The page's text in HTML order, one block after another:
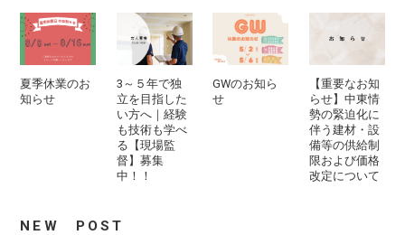
夏季休業のお
知らせ
3～５年で独
立を目指した
い方へ｜経験
も技術も学べ
る【現場監
督】募集
中！！
GWのお知ら
せ
【重要なお知
らせ】中東情
勢の緊迫化に
伴う建材・設
備等の供給制
限および価格
改定について
NEW POST